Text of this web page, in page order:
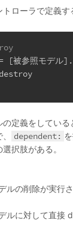
ローラで定義
= [被参照モデル
定義をしている
dependent:
択肢がある。
ルの削除が実行さ
ルに対して直接